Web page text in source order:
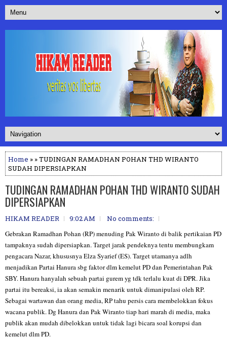
Home » » TUDINGAN RAMADHAN POHAN THD WIRANTO
SUDAH DIPERSIAPKAN
TUDINGAN RAMADHAN POHAN THD WIRANTO SUDAH
DIPERSIAPKAN
HIKAM READER 9:02 AM
No comments:
Gebrakan Ramadhan Pohan (RP) menuding Pak Wiranto di balik pertikaian PD
tampaknya sudah dipersiapkan. Target jarak pendeknya tentu membungkam
pengacara Nazar, khususnya Elza Syarief (ES). Target utamanya adlh
menjadikan Partai Hanura sbg faktor dlm kemelut PD dan Pemerintahan Pak
SBY. Hanura hanyalah sebuah partai gurem yg tdk terlalu kuat di DPR. Jika
partai itu bereaksi, ia akan semakin menarik untuk dimanipulasi oleh RP.
Sebagai wartawan dan orang media, RP tahu persis cara membelokkan fokus
wacana publik. Dg Hanura dan Pak Wiranto tiap hari marah di media, maka
publik akan mudah dibelokkan untuk tidak lagi bicara soal korupsi dan
kemelut dlm PD.